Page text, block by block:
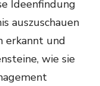
Ideenfindung
auszuschauen
erkannt und
wie sie